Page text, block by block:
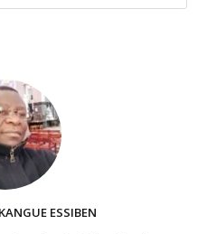
ESSIBEN